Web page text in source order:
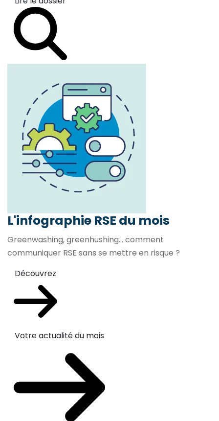
L'infographie RSE du mois
Greenwashing, greenhushing… comment
communiquer RSE sans se mettre en risque ?
Découvrez
Votre actualité du mois